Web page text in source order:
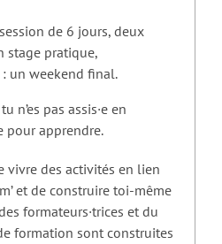
de 6 jours, deux
stage pratique,
un weekend final.
n’es pas assis·e en
pour apprendre.
vivre des activités en lien
et de construire toi-même
formateurs·trices et du
formation sont construites